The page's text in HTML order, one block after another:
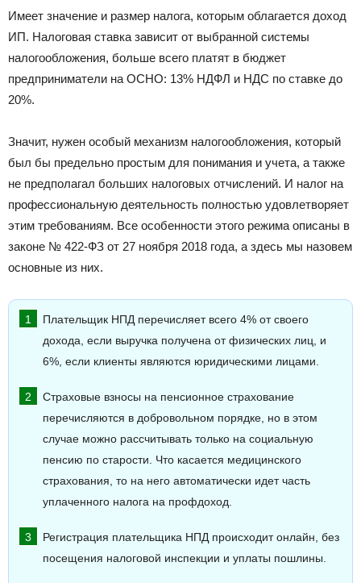
Имеет значение и размер налога, которым облагается доход
ИП. Налоговая ставка зависит от выбранной системы
налогообложения, больше всего платят в бюджет
предприниматели на ОСНО: 13% НДФЛ и НДС по ставке до
20%.
Значит, нужен особый механизм налогообложения, который
был бы предельно простым для понимания и учета, а также
не предполагал больших налоговых отчислений. И налог на
профессиональную деятельность полностью удовлетворяет
этим требованиям. Все особенности этого режима описаны в
законе № 422-ФЗ от 27 ноября 2018 года, а здесь мы назовем
основные из них.
Плательщик НПД перечисляет всего 4% от своего
дохода, если выручка получена от физических лиц, и
6%, если клиенты являются юридическими лицами.
Страховые взносы на пенсионное страхование
перечисляются в добровольном порядке, но в этом
случае можно рассчитывать только на социальную
пенсию по старости. Что касается медицинского
страхования, то на него автоматически идет часть
уплаченного налога на профдоход.
Регистрация плательщика НПД происходит онлайн, без
посещения налоговой инспекции и уплаты пошлины.